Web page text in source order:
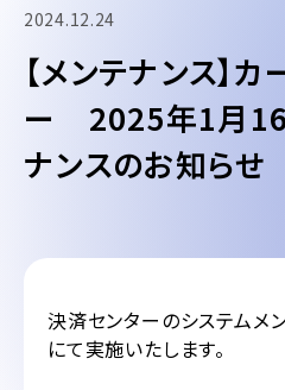
2024.12.24
【メンテナンス】
ー 2025年1月16
ナンスのお知らせ
決済センターのシステムメ
にて実施いたします。